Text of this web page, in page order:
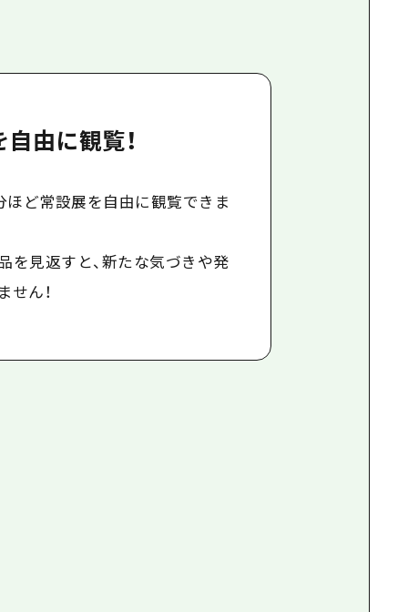
由に観覧！
ほど常設展を自由に観覧できま
を見返すと、新たな気づきや発
ん！